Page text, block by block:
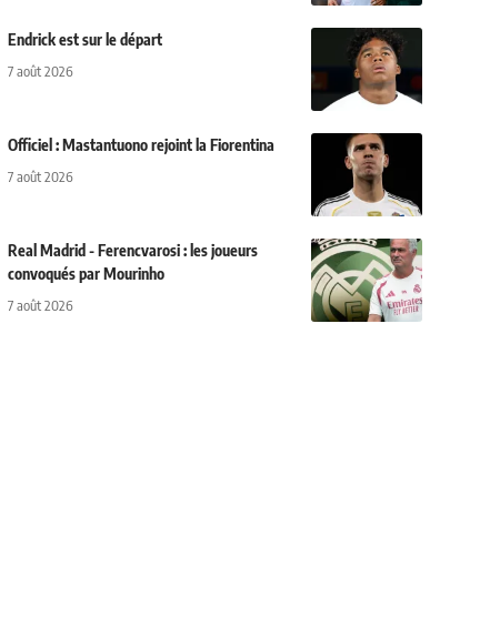
Endrick est sur le départ
7 août 2026
Officiel : Mastantuono rejoint la Fiorentina
7 août 2026
Real Madrid - Ferencvarosi : les joueurs
convoqués par Mourinho
7 août 2026